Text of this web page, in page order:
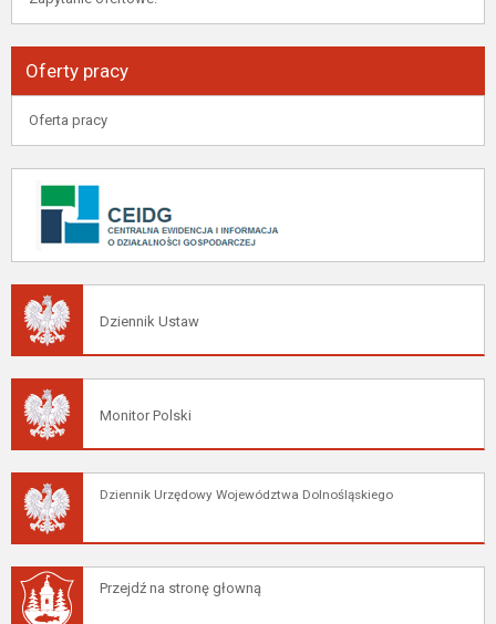
Oferty pracy
Oferta pracy
Dziennik Ustaw
Monitor Polski
Dziennik Urzędowy Województwa Dolnośląskiego
Przejdź na stronę głowną